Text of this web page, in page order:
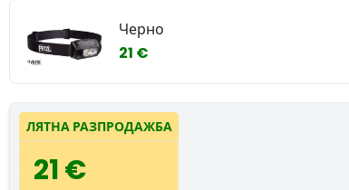
Черно
21 €
ЛЯТНА РАЗПРОДАЖБА
21 €